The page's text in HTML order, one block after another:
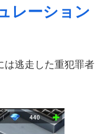
レーション
は逃走した重犯罪者